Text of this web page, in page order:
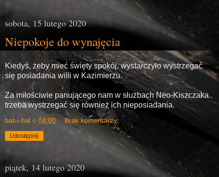
sobota, 15 lutego 2020
Niepokoje do wynajęcia
Kiedyś, żeby mieć święty spokój, wystarczyło wystrzegać
się posiadania willi w Kazimierzu.
Za miłościwie panującego nam w służbach Neo-Kiszczaka
trzeba wystrzegać się również ich nieposiadania.
bat-i-bal o 04:00 Brak komentarzy:
Udostępnij
piątek, 14 lutego 2020